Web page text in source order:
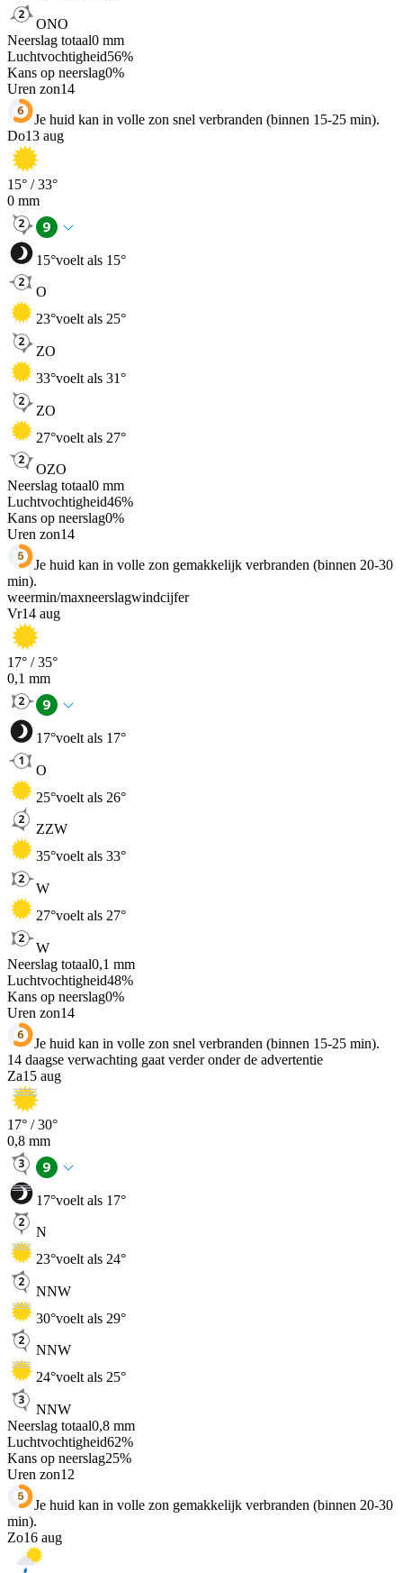
ONO
Neerslag totaal0 mm
Luchtvochtigheid56%
Kans op neerslag0%
Uren zon14
Je huid kan in volle zon snel verbranden (binnen 15-25 min).
Do13 aug
15° /33°
0 mm
15°voelt als 15°
O
23°voelt als 25°
ZO
33°voelt als 31°
ZO
27°voelt als 27°
OZO
Neerslag totaal0 mm
Luchtvochtigheid46%
Kans op neerslag0%
Uren zon14
Je huid kan in volle zon gemakkelijk verbranden (binnen 20-30
min).
weermin/maxneerslagwindcijfer
Vr14 aug
17° /35°
0,1 mm
17°voelt als 17°
O
25°voelt als 26°
ZZW
35°voelt als 33°
W
27°voelt als 27°
W
Neerslag totaal0,1 mm
Luchtvochtigheid48%
Kans op neerslag0%
Uren zon14
Je huid kan in volle zon snel verbranden (binnen 15-25 min).
14 daagse verwachting gaat verder onder de advertentie
Za15 aug
17° /30°
0,8 mm
17°voelt als 17°
N
23°voelt als 24°
NNW
30°voelt als 29°
NNW
24°voelt als 25°
NNW
Neerslag totaal0,8 mm
Luchtvochtigheid62%
Kans op neerslag25%
Uren zon12
Je huid kan in volle zon gemakkelijk verbranden (binnen 20-30
min).
Zo16 aug